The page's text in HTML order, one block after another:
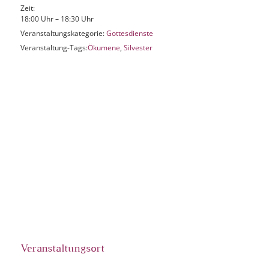
Zeit:
18:00 Uhr – 18:30 Uhr
Veranstaltungskategorie: Gottesdienste
Veranstaltung-Tags:Ökumene,Silvester
Veranstaltungsort